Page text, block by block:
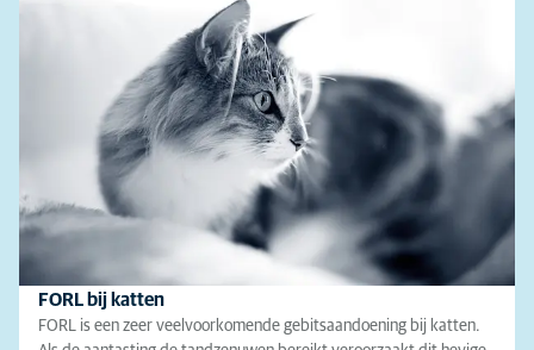
FORL bij katten
FORL is een zeer veelvoorkomende gebitsaandoening bij katten.